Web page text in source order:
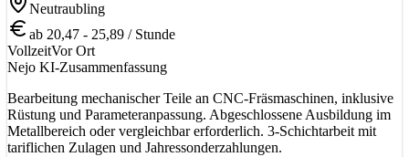
Neutraubling
ab 20,47 - 25,89 / Stunde
VollzeitVor Ort
Nejo KI-Zusammenfassung
Bearbeitung mechanischer Teile an CNC-Fräsmaschinen, inklusive
Rüstung und Parameteranpassung. Abgeschlossene Ausbildung im
Metallbereich oder vergleichbar erforderlich. 3-Schichtarbeit mit
tariflichen Zulagen und Jahressonderzahlungen.